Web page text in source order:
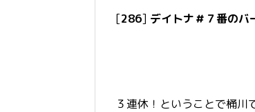
[286] デイトナ＃７番のバ
３連休！ということで桶